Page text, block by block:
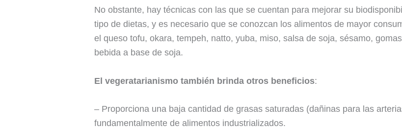
No obstante, hay técnicas con las que se cuentan para mejorar su
tipo de dietas, y es necesario que se conozcan los alimentos de mayor
el queso tofu, okara, tempeh, natto, yuba, miso, salsa de soja, sésamo,
bebida a base de soja.
El vegeratarianismo también brinda otros beneficios:
– Proporciona una baja cantidad de grasas saturadas (dañinas para las
fundamentalmente de alimentos industrializados.